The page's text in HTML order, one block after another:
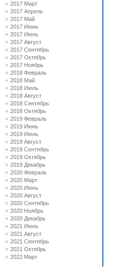
2017 Март
2017 Апрель
2017 Май
2017 Июнь
2017 Июль
2017 Август
2017 Сентябрь
2017 Октябрь
2017 Ноябрь
2018 Февраль
2018 Май
2018 Июль
2018 Август
2018 Сентябрь
2018 Октябрь
2019 Февраль
2019 Июнь
2019 Июль
2019 Август
2019 Сентябрь
2019 Октябрь
2019 Декабрь
2020 Февраль
2020 Март
2020 Июнь
2020 Август
2020 Сентябрь
2020 Ноябрь
2020 Декабрь
2021 Июль
2021 Август
2021 Сентябрь
2021 Октябрь
2022 Март